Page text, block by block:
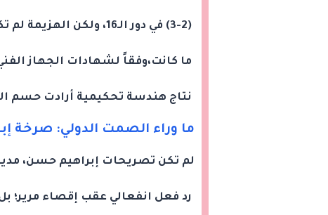
(3-2) في دور الـ16، ولكن الهزيمة لم تكن وليدة تفوق فني بقدر
ما كانت،وفقاً لشهادات الجهاز
نتاج هندسة تحكيمية أرادت حسم
ما وراء الصمت الدولي: صرخة
لم تكن تصريحات إبراهيم حسن،
رد فعل انفعالي عقب إقصاء مرير؛